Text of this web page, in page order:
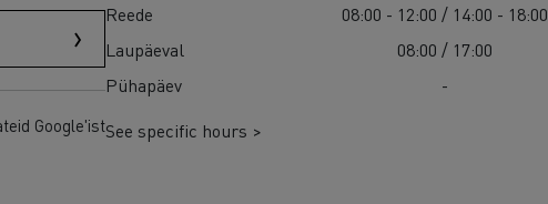
Google'ist
Reede
08:00 - 12:00 / 14:00 - 18:00
Laupäeval
08:00 / 17:00
Pühapäev
-
See specific hours >